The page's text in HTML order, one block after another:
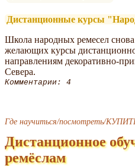
Дистанционные курсы
Школа народных ремесел снова
желающих курсы
направлениям декоративно-
Севера.
Комментарии: 4
Где научиться/посмотреть/
Дистанционное
ремёслам